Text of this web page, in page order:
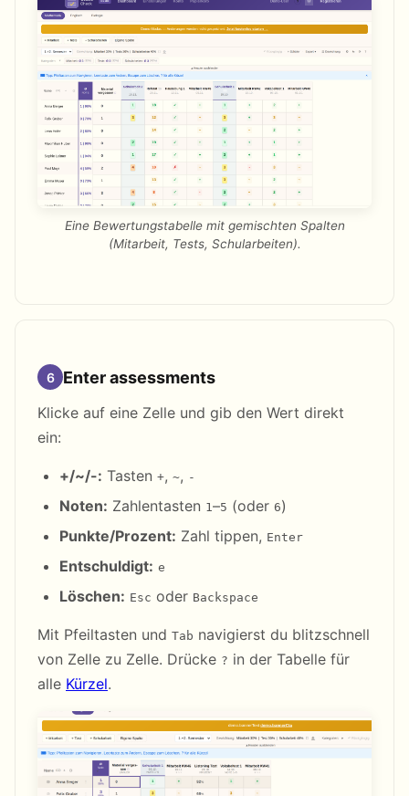
Eine Bewertungstabelle mit gemischten Spalten
(Mitarbeit, Tests, Schularbeiten).
6 Enter assessments
Klicke auf eine Zelle und gib den Wert direkt
ein:
+/~/-: Tasten +, ~, -
Noten: Zahlentasten 1–5 (oder 6)
Punkte/Prozent: Zahl tippen, Enter
Entschuldigt: e
Löschen: Esc oder Backspace
Mit Pfeiltasten und Tab navigierst du blitzschnell
von Zelle zu Zelle. Drücke ? in der Tabelle für
alle Kürzel.